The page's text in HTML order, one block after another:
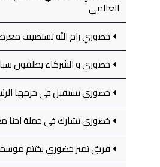
العالمي
خضوري رام الله تستضيف
خضوري و الشركاء يطلقون
خضوري تستقبل في حرمها
خضوري تشارك في حملة احنا
فريق تميز خضوري يختتم